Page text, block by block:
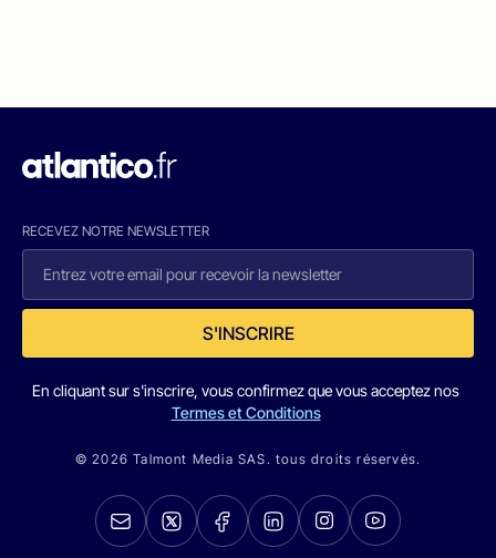
RECEVEZ NOTRE NEWSLETTER
S'INSCRIRE
En cliquant sur s'inscrire, vous confirmez que vous acceptez nos
Termes et Conditions
© 2026 Talmont Media SAS. tous droits réservés.